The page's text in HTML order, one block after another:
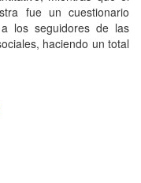
fue un cuestionario
los seguidores de las
haciendo un total